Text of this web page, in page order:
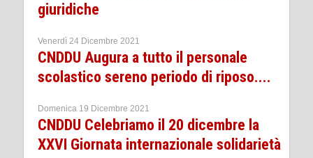
giuridiche
Venerdì 24 Dicembre 2021
CNDDU Augura a tutto il personale
scolastico sereno periodo di riposo....
Domenica 19 Dicembre 2021
CNDDU Celebriamo il 20 dicembre la
XXVI Giornata internazionale solidarietà